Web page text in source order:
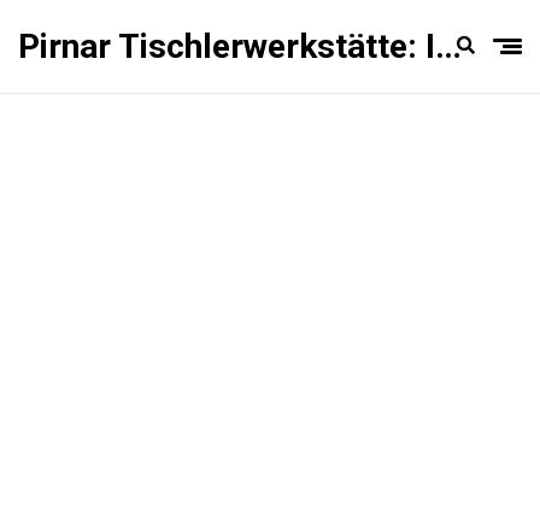
Pirnar Tischlerwerkstätte: Innentüren Experten